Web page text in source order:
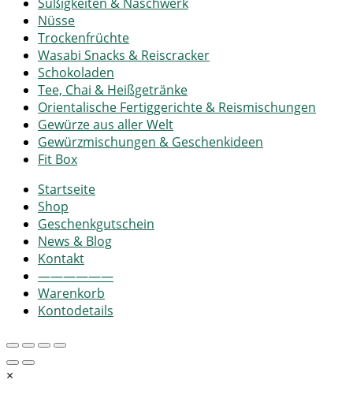
Nüsse
Trockenfrüchte
Wasabi Snacks & Reiscracker
Schokoladen
Tee, Chai & Heißgetränke
Orientalische Fertiggerichte & Reismischungen
Gewürze aus aller Welt
Gewürzmischungen & Geschenkideen
Fit Box
Startseite
Shop
Geschenkgutschein
News & Blog
Kontakt
——————
Warenkorb
Kontodetails
×